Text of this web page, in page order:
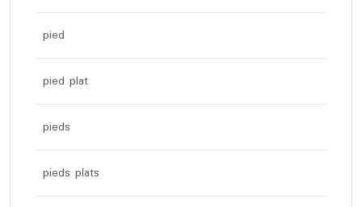
pied
pied plat
pieds
pieds plats